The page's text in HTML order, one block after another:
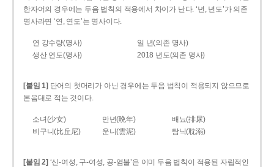
한자어의 경우에는 두음 법칙의 적용에서 차이가 난다. ‘년, 년도’가 의존
명사라면 ‘연, 연도’는 명사이다.
연 강수량(명사)
일 년(의존 명사)
생산 연도(명사)
2018 년도(의존 명사)
[붙임 1] 단어의 첫머리가 아닌 경우에는 두음 법칙이 적용되지 않으므로
본음대로 적는 것이다.
소녀(少女) 만년(晩年)
배뇨(排尿)
비구니(比丘尼)
운니(雲泥) 탐닉(耽溺)
[붙임 2] ‘신-여성, 구-여성, 공-염불’은 이미 두음 법칙이 적용된 자립적인